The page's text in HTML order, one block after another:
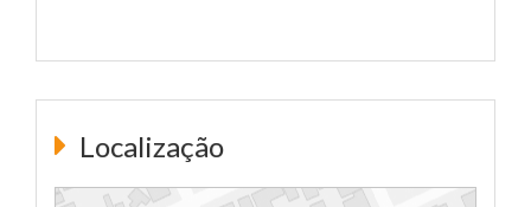
Localização